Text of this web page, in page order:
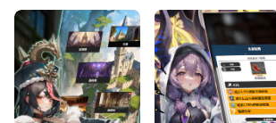
而文件互傳功能讓分享圖像、影片和文
下載異界勇者並在PC上運行。享受PC
畫質吧!